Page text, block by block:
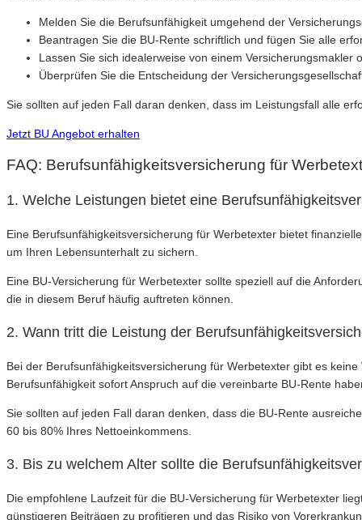
Melden Sie die Berufsunfähigkeit umgehend der
Beantragen Sie die BU-Rente schriftlich und fügen Sie alle
Lassen Sie sich idealerweise von einem Versicherungsmakler
Überprüfen Sie die Entscheidung der
Sie sollten auf jeden Fall daran denken, dass im Leistungsfall alle
Jetzt BU Angebot erhalten
FAQ: Berufsunfähigkeitsversicherung für
1. Welche Leistungen bietet eine
Eine Berufsunfähigkeitsversicherung für Werbetexter bietet
um Ihren Lebensunterhalt zu sichern.
Eine BU-Versicherung für Werbetexter sollte speziell auf die
die in diesem Beruf häufig auftreten können.
2. Wann tritt die Leistung der
Bei der Berufsunfähigkeitsversicherung für Werbetexter gibt es
Berufsunfähigkeit sofort Anspruch auf die vereinbarte BU-Rente
Sie sollten auf jeden Fall daran denken, dass die BU-Rente
60 bis 80% Ihres Nettoeinkommens.
3. Bis zu welchem Alter sollte die
Die empfohlene Laufzeit für die BU-Versicherung für Werbetexter
günstigeren Beiträgen zu profitieren und das Risiko von